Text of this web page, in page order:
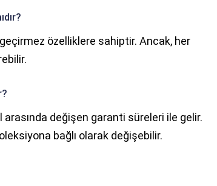
özelliklere sahiptir. Ancak, her
arasında değişen garanti süreleri ile gelir.
bağlı olarak değişebilir.